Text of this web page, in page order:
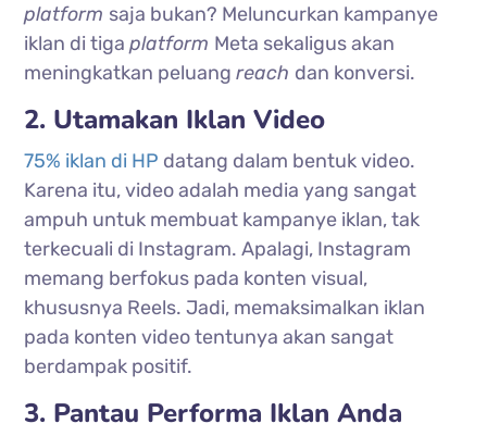
platform saja bukan? Meluncurkan kampanye
iklan di tigaplatform Meta sekaligus akan
meningkatkan peluangreach dan konversi.
2. Utamakan Iklan Video
75% iklan di HP datang dalam bentuk video.
Karena itu, video adalah media yang sangat
ampuh untuk membuat kampanye iklan, tak
terkecuali di Instagram. Apalagi, Instagram
memang berfokus pada konten visual,
khususnya Reels. Jadi, memaksimalkan iklan
pada konten video tentunya akan sangat
berdampak positif.
3. Pantau Performa Iklan Anda